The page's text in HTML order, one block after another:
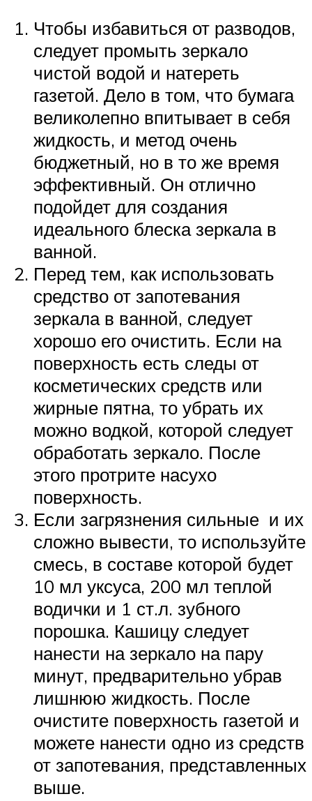
Чтобы избавиться от разводов,
следует промыть зеркало
чистой водой и натереть
газетой. Дело в том, что бумага
великолепно впитывает в себя
жидкость, и метод очень
бюджетный, но в то же время
эффективный. Он отлично
подойдет для создания
идеального блеска зеркала в
ванной.
Перед тем, как использовать
средство от запотевания
зеркала в ванной, следует
хорошо его очистить. Если на
поверхность есть следы от
косметических средств или
жирные пятна, то убрать их
можно водкой, которой следует
обработать зеркало. После
этого протрите насухо
поверхность.
Если загрязнения сильные и их
сложно вывести, то используйте
смесь, в составе которой будет
10 мл уксуса, 200 мл теплой
водички и 1 ст.л. зубного
порошка. Кашицу следует
нанести на зеркало на пару
минут, предварительно убрав
лишнюю жидкость. После
очистите поверхность газетой и
можете нанести одно из средств
от запотевания, представленных
выше.